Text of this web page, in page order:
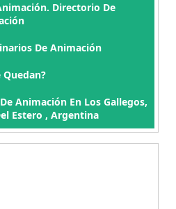
Directorio De
De Animación
Quedan?
Animación En Los Gallegos,
Estero , Argentina